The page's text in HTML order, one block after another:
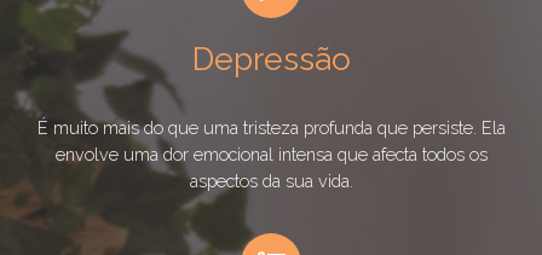
Depressão
É muito mais do que uma tristeza profunda que persiste. Ela
envolve uma dor emocional intensa que afecta todos os
aspectos da sua vida.